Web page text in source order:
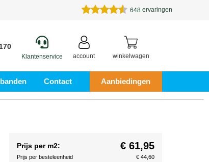
648 ervaringen
Klantenservice account winkelwagen
Contact Aanbiedingen
Prijs per m2: € 61,95
Prijs per besteleenheid € 44,60